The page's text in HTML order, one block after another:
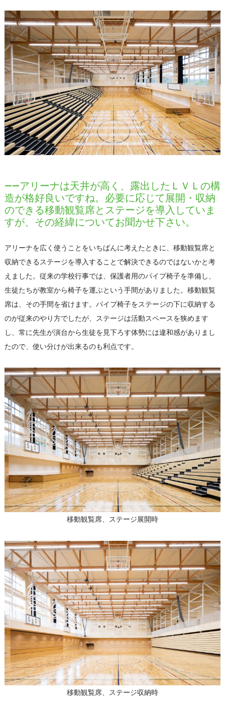
――アリーナは天井が高く、露出したＬＶＬの構
造が格好良いですね。必要に応じて展開・収納
のできる移動観覧席とステージを導入していま
すが、その経緯についてお聞かせ下さい。
アリーナを広く使うことをいちばんに考えたときに、移動観覧席と
収納できるステージを導入することで解決できるのではないかと考
えました。従来の学校行事では、保護者用のパイプ椅子を準備し、
生徒たちが教室から椅子を運ぶという手間がありました。移動観覧
席は、その手間を省けます。パイプ椅子をステージの下に収納する
のが従来のやり方でしたが、ステージは活動スペースを狭めます
し、常に先生が演台から生徒を見下ろす体勢には違和感がありまし
たので、使い分けが出来るのも利点です。
移動観覧席、ステージ展開時
移動観覧席、ステージ収納時